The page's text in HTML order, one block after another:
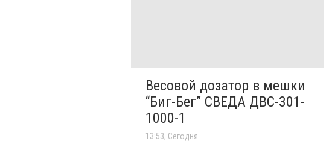
Весовой дозатор в мешки
“Биг-Бег” СВЕДА ДВС-301-
1000-1
13:53, Сегодня